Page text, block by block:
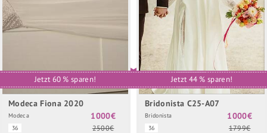
Jetzt 60 % sparen!
Modeca Fiona 2020
Modeca
36
1000€
2500€
Jetzt 44 % sparen!
Bridonista C25-A07
Bridonista
36
1000€
1799€